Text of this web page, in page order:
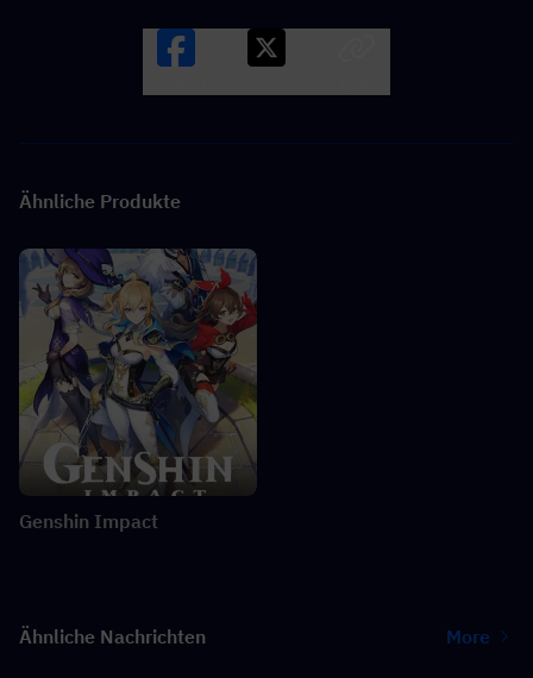
Ähnliche Produkte
Genshin Impact
Ähnliche Nachrichten More